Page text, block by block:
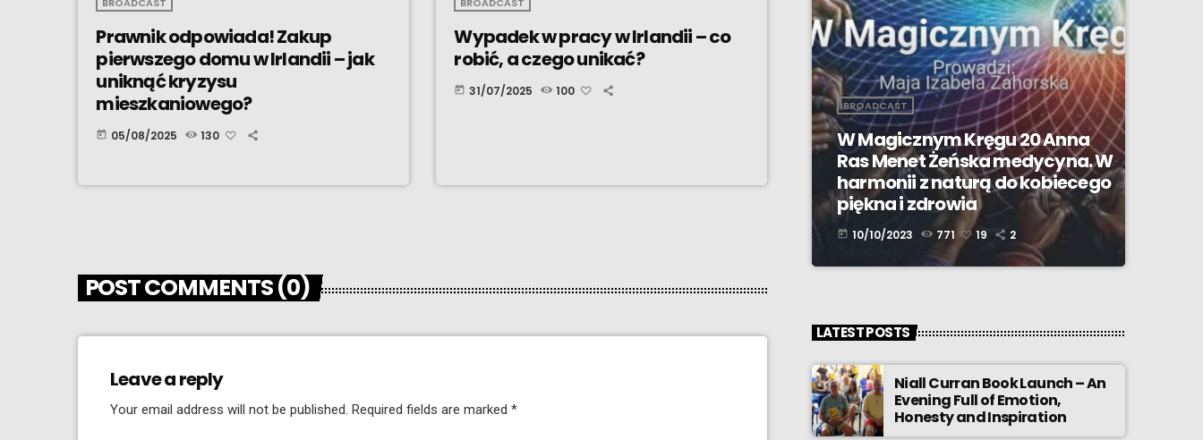
Prawnik odpowiada! Zakup
pierwszego domu w Irlandii – jak
uniknąć kryzysu
mieszkaniowego?
today 05/08/2025 130
Wypadek w pracy w Irlandii – co
robić, a czego unikać?
today 31/07/2025 100
POST COMMENTS (0)
Leave a reply
Your email address will not be published. Required fields are marked *
BROADCAST
W Magicznym Kręgu 20 Anna
Ras Menet Żeńska medycyna. W
harmonii z naturą do kobiecego
piękna i zdrowia
today 10/10/2023 771 19 2
LATEST POSTS
Niall Curran Book Launch – An
Evening Full of Emotion,
Honesty and Inspiration